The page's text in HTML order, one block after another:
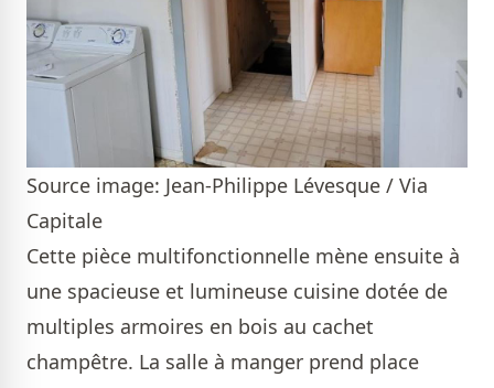
Source image: Jean-Philippe Lévesque / Via
Capitale
Cette pièce multifonctionnelle mène ensuite à
une spacieuse et lumineuse cuisine dotée de
multiples armoires en bois au cachet
champêtre. La salle à manger prend place